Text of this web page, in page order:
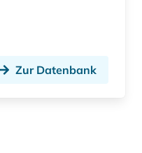
Zur Datenbank